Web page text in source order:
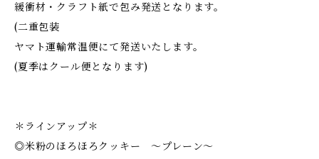
緩衝材・クラフト紙で包み発送となります。
(二重包装
ヤマト運輸常温便にて発送いたします。
(夏季はクール便となります)
＊ラインアップ＊
◎米粉のほろほろクッキー ～プレーン～